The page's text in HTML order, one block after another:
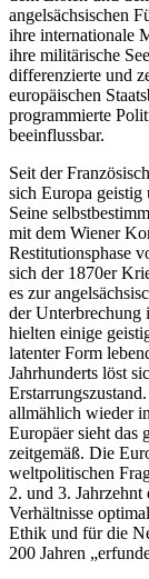
angelsächsischen
ihre internationale
ihre militärische
differenzierte und
europäischen
programmierte
beeinflussbar.
Seit der
sich Europa
Seine
mit dem Wiener
Restitutionsphase
sich der 1870er
es zur
der Unterbrechung
hielten einige
latenter Form
Jahrhunderts löst
allmählich wieder
Europäer sieht das
zeitgemäß. Die
weltpolitischen
2. und 3.
Verhältnisse
Ethik und für die
200 Jahren